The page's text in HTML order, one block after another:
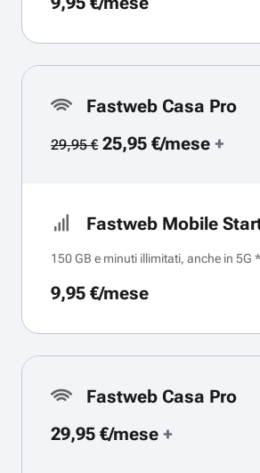
Fastweb Casa Pro
29,95 €25,95 €/mese+
Fastweb Mobile
150 GB e minuti illimitati, anche in 5G
9,95 €/mese
Fastweb Casa Pro
29,95 €/mese +